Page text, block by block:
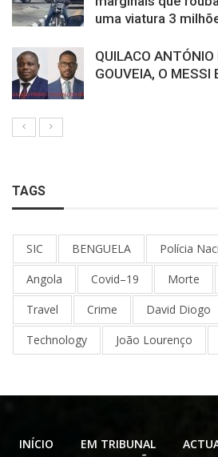
uma viatura 3
QUILACO ANTÓNIO
GOUVEIA, O MESSI
TAGS
SIC BENGUELA Polícia
Angola
Covid–19 Morte
Travel
Crime David Diogo
Technology
João Lourenço
INÍCIO EM TRIBUNAL